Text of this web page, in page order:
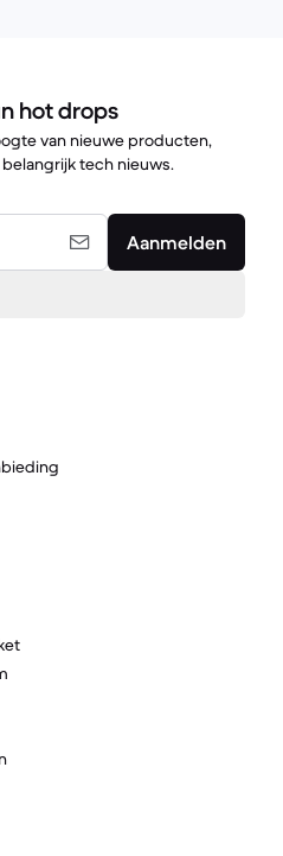
hot drops
van nieuwe producten,
tech nieuws.
Aanmelden